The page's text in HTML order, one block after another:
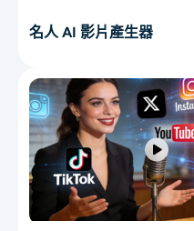
名人 AI 影片產生器